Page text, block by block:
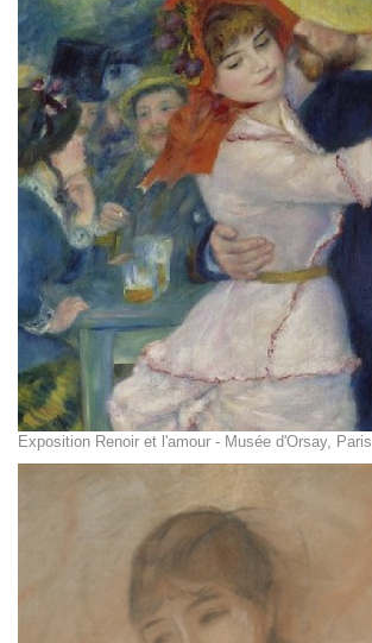
Exposition Renoir et l'amour - Musée d'Orsay, Paris